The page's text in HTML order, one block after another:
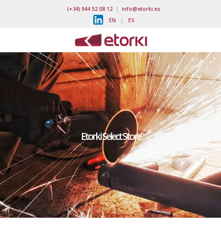
(+34) 944 52 08 12| info@etorki.es
EN | ES
Etorki Select Store